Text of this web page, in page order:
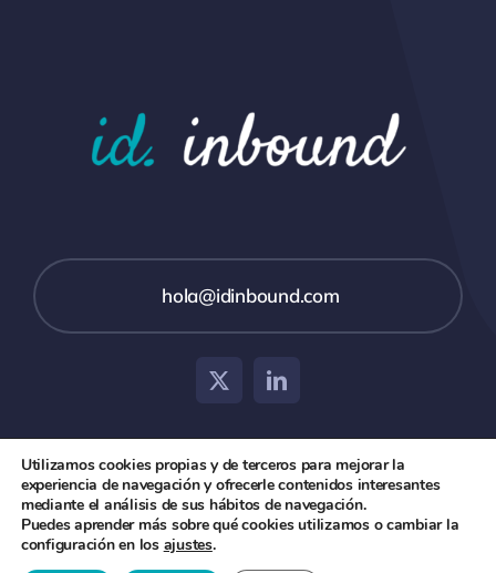
hola@idinbound.com
© 2026 id inbound •Aviso Legal•Política de Privacidad
y Cookies
Utilizamos cookies propias y de terceros para mejorar la
experiencia de navegación y ofrecerle contenidos interesantes
mediante el análisis de sus hábitos de navegación.
Puedes aprender más sobre qué cookies utilizamos o cambiar la
configuración en los ajustes.